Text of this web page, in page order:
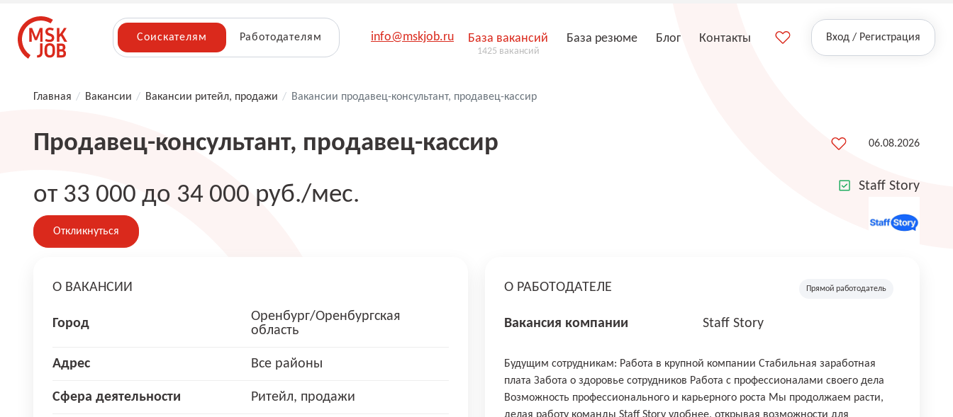
Соискателям Работодателям info@mskjob.ru База вакансий
1425 вакансий
База резюме Блог Контакты Вход / Регистрация
Главная / Вакансии / Вакансии ритейл, продажи / Вакансии продавец-консультант, продавец-кассир
Продавец-консультант, продавец-кассир 06.08.2026
от 33 000 до 34 000 руб./мес.
Откликнуться
Staff Story
О ВАКАНСИИ
Город
Оренбург/Оренбургская
область
Адрес Все районы
Сфера деятельности Ритейл, продажи
О РАБОТОДАТЕЛЕ Прямой работодатель
Вакансия компании Staff Story
Будущим сотрудникам: Работа в крупной компании Стабильная заработная
плата Забота о здоровье сотрудников Работа с профессионалами своего дела
Возможность профессионального и карьерного роста Мы продолжаем расти,